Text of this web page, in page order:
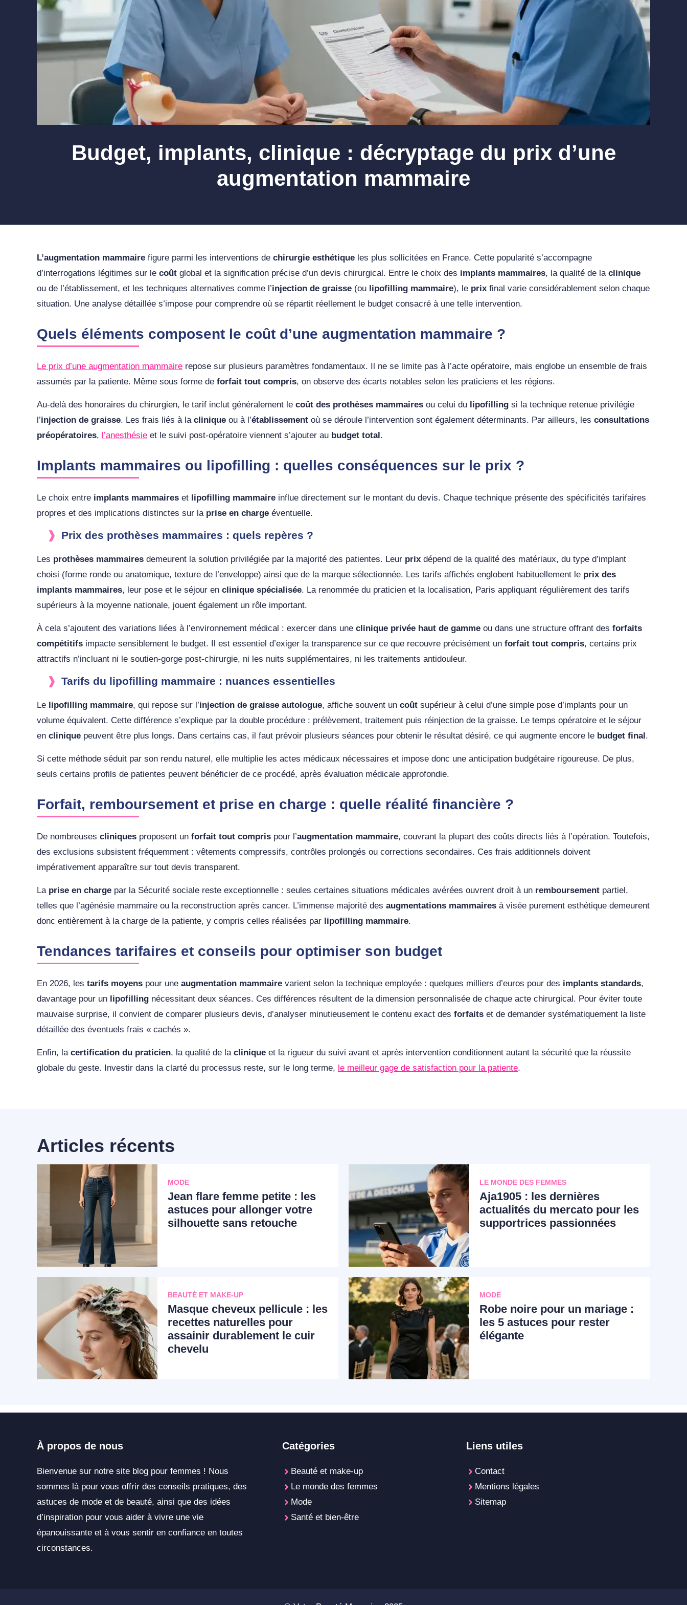
Budget, implants, clinique : décryptage du prix d’une
augmentation mammaire
L’augmentation mammaire figure parmi les interventions de chirurgie esthétique les plus sollicitées en France. Cette popularité s’accompagne
d’interrogations légitimes sur le coût global et la signification précise d’un devis chirurgical. Entre le choix des implants mammaires, la qualité de la clinique
ou de l’établissement, et les techniques alternatives comme l’injection de graisse (ou lipofilling mammaire), le prix final varie considérablement selon chaque
situation. Une analyse détaillée s’impose pour comprendre où se répartit réellement le budget consacré à une telle intervention.
Quels éléments composent le coût d’une augmentation mammaire ?
Le prix d’une augmentation mammaire repose sur plusieurs paramètres fondamentaux. Il ne se limite pas à l’acte opératoire, mais englobe un ensemble de frais
assumés par la patiente. Même sous forme de forfait tout compris, on observe des écarts notables selon les praticiens et les régions.
Au-delà des honoraires du chirurgien, le tarif inclut généralement le coût des prothèses mammaires ou celui du lipofilling si la technique retenue privilégie
l’injection de graisse. Les frais liés à la clinique ou à l’établissement où se déroule l’intervention sont également déterminants. Par ailleurs, les consultations
préopératoires, l’anesthésie et le suivi post-opératoire viennent s’ajouter au budget total.
Implants mammaires ou lipofilling : quelles conséquences sur le prix ?
Le choix entre implants mammaires et lipofilling mammaire influe directement sur le montant du devis. Chaque technique présente des spécificités tarifaires
propres et des implications distinctes sur la prise en charge éventuelle.
Prix des prothèses mammaires : quels repères ?
Les prothèses mammaires demeurent la solution privilégiée par la majorité des patientes. Leur prix dépend de la qualité des matériaux, du type d’implant
choisi (forme ronde ou anatomique, texture de l’enveloppe) ainsi que de la marque sélectionnée. Les tarifs affichés englobent habituellement le prix des
implants mammaires, leur pose et le séjour en clinique spécialisée. La renommée du praticien et la localisation, Paris appliquant régulièrement des tarifs
supérieurs à la moyenne nationale, jouent également un rôle important.
À cela s’ajoutent des variations liées à l’environnement médical : exercer dans une clinique privée haut de gamme ou dans une structure offrant des forfaits
compétitifs impacte sensiblement le budget. Il est essentiel d’exiger la transparence sur ce que recouvre précisément un forfait tout compris, certains prix
attractifs n’incluant ni le soutien-gorge post-chirurgie, ni les nuits supplémentaires, ni les traitements antidouleur.
Tarifs du lipofilling mammaire : nuances essentielles
Le lipofilling mammaire, qui repose sur l’injection de graisse autologue, affiche souvent un coût supérieur à celui d’une simple pose d’implants pour un
volume équivalent. Cette différence s’explique par la double procédure : prélèvement, traitement puis réinjection de la graisse. Le temps opératoire et le séjour
en clinique peuvent être plus longs. Dans certains cas, il faut prévoir plusieurs séances pour obtenir le résultat désiré, ce qui augmente encore le budget final.
Si cette méthode séduit par son rendu naturel, elle multiplie les actes médicaux nécessaires et impose donc une anticipation budgétaire rigoureuse. De plus,
seuls certains profils de patientes peuvent bénéficier de ce procédé, après évaluation médicale approfondie.
Forfait, remboursement et prise en charge : quelle réalité financière ?
De nombreuses cliniques proposent un forfait tout compris pour l’augmentation mammaire, couvrant la plupart des coûts directs liés à l’opération. Toutefois,
des exclusions subsistent fréquemment : vêtements compressifs, contrôles prolongés ou corrections secondaires. Ces frais additionnels doivent
impérativement apparaître sur tout devis transparent.
La prise en charge par la Sécurité sociale reste exceptionnelle : seules certaines situations médicales avérées ouvrent droit à un remboursement partiel,
telles que l’agénésie mammaire ou la reconstruction après cancer. L’immense majorité des augmentations mammaires à visée purement esthétique demeurent
donc entièrement à la charge de la patiente, y compris celles réalisées par lipofilling mammaire.
Tendances tarifaires et conseils pour optimiser son budget
En 2026, les tarifs moyens pour une augmentation mammaire varient selon la technique employée : quelques milliers d’euros pour des implants standards,
davantage pour un lipofilling nécessitant deux séances. Ces différences résultent de la dimension personnalisée de chaque acte chirurgical. Pour éviter toute
mauvaise surprise, il convient de comparer plusieurs devis, d’analyser minutieusement le contenu exact des forfaits et de demander systématiquement la liste
détaillée des éventuels frais « cachés ».
Enfin, la certification du praticien, la qualité de la clinique et la rigueur du suivi avant et après intervention conditionnent autant la sécurité que la réussite
globale du geste. Investir dans la clarté du processus reste, sur le long terme, le meilleur gage de satisfaction pour la patiente.
Articles récents
MODE
Jean flare femme petite : les
astuces pour allonger votre
silhouette sans retouche
LE MONDE DES FEMMES
Aja1905 : les dernières
actualités du mercato pour les
supportrices passionnées
BEAUTÉ ET MAKE-UP
Masque cheveux pellicule : les
recettes naturelles pour
assainir durablement le cuir
chevelu
MODE
Robe noire pour un mariage :
les 5 astuces pour rester
élégante
À propos de nous
Bienvenue sur notre site blog pour femmes ! Nous
sommes là pour vous offrir des conseils pratiques, des
astuces de mode et de beauté, ainsi que des idées
d’inspiration pour vous aider à vivre une vie
épanouissante et à vous sentir en confiance en toutes
circonstances.
Catégories
Beauté et make-up
Le monde des femmes
Mode
Santé et bien-être
Liens utiles
Contact
Mentions légales
Sitemap